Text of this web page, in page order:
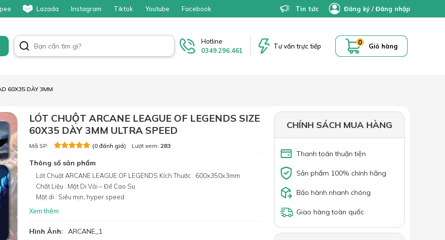
Lazada Instagram Tiktok Youtube Facebook Tin tức Đăng ký /Đăng nhập
Hotline
0349.296.461
Tư vấn trực tiếp 0 Giỏ hàng
60X35 DÀY 3MM
LÓT CHUỘT ARCANE LEAGUE OF LEGENDS SIZE
60X35 DÀY 3MM ULTRA SPEED
Mã SP: (0 đánh giá) Lượt xem: 283
Thông số sản phẩm
Lót Chuột ARCANE LEAGUE OF LEGENDS Kích Thước : 600x350x3mm
Chất Liệu : Mặt Di Vải – Đế Cao Su
Mặt di : Siêu mịn, hyper speed
Xem thêm
Hình Ảnh: ARCANE_1
CHÍNH SÁCH MUA HÀNG
Thanh toán thuận tiện
Sản phẩm 100% chính hãng
Bảo hành nhanh chóng
Giao hàng toàn quốc